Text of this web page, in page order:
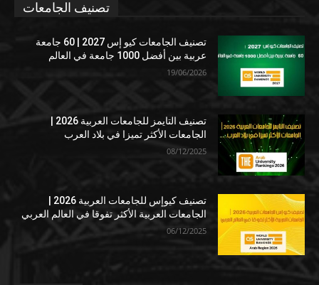
تصنيف الجامعات
تصنيف الجامعات كيو إس 2027 | 60 جامعة
عربية بين أفضل 1000 جامعة في العالم
19/06/2026
الجامعات الأكثر تميزا في بلاد العرب
08/12/2025
الجامعات العربية الأكثر تفوقا في العالم العربي
06/12/2025